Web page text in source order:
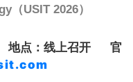
USIT 2026）
地点：线上召开 官